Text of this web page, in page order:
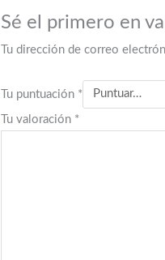
Sé el primero en
Tu dirección de correo
Tu puntuación *
Tu valoración *